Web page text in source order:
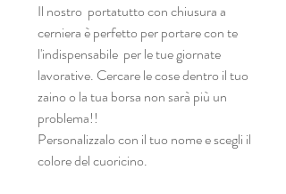
Il nostro portatutto con chiusura a
cerniera è perfetto per portare con te
l'indispensabile per le tue giornate
lavorative. Cercare le cose dentro il tuo
zaino o la tua borsa non sarà più un
problema!!
Personalizzalo con il tuo nome e scegli il
colore del cuoricino.